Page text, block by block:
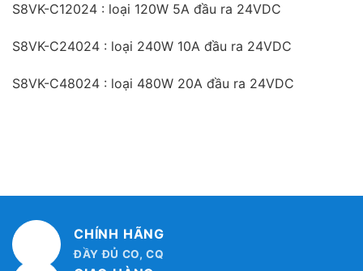
S8VK-C12024 : loại 120W 5A đầu ra 24VDC
S8VK-C24024 : loại 240W 10A đầu ra 24VDC
S8VK-C48024 : loại 480W 20A đầu ra 24VDC
CHÍNH HÃNG
ĐẦY ĐỦ CO, CQ